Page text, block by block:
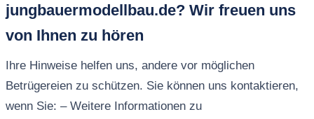
jungbauermodellbau.de? Wir freuen uns
von Ihnen zu hören
Ihre Hinweise helfen uns, andere vor möglichen
Betrügereien zu schützen. Sie können uns kontaktieren,
wenn Sie: – Weitere Informationen zu